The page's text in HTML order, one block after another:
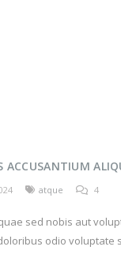
ACCUSANTIUM
atque 4
sed nobis aut
odio voluptate